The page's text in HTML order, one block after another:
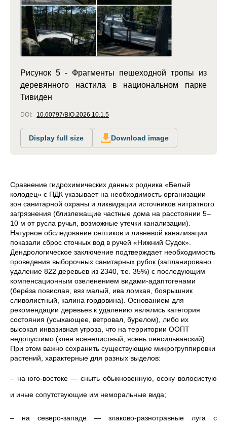
Рисунок 5 - Фрагменты пешеходной тропы из
деревянного настила в национальном парке
Тивиден
DOI: 10.60797/BIO.2026.10.1.5
Display full size Download image
Сравнение гидрохимических данных родника «Белый
колодец» с ПДК указывает на необходимость организации
зон санитарной охраны и ликвидации источников нитратного
загрязнения (близлежащие частные дома на расстоянии 5–
10 м от русла ручья, возможные утечки канализации).
Натурное обследование септиков и ливневой канализации
показали сброс сточных вод в ручей «Нижний Судок».
Дендрологическое заключение подтверждает необходимость
проведения выборочных санитарных рубок (запланировано
удаление 822 деревьев из 2340, т.е. 35%) с последующим
компенсационным озеленением видами-адаптогенами
(берёза повислая, вяз малый, ива ломкая, боярышник
сливолистный, калина гордовина). Основанием для
рекомендации деревьев к удалению являлись категория
состояния (усыхающее, ветровал, бурелом), либо их
высокая инвазивная угроза, что на территории ООПТ
недопустимо (клен ясенелистный, ясень пенсильванский).
При этом важно сохранить существующие микрогруппировки
растений, характерные для разных выделов:
– на юго-востоке — сныть обыкновенную, осоку волосистую
и иные сопутствующие им неморальные вида;
– на северо-западе — злаково-разнотравные луга с